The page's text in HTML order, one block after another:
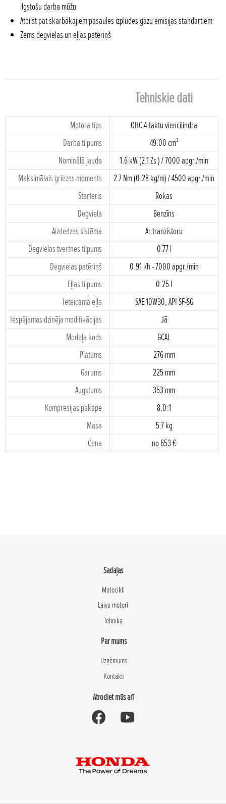
ilgstošu darba mūžu
Atbilst pat skarbākajiem pasaules izplūdes gāzu emisijas standartiem
Zems degvielas un eļļas patēriņš
Tehniskie dati
Motora tips
OHC 4-taktu viencilindra
Darba tilpums
49.00 cm³
Nominālā jauda
1.6 kW (2.1 Zs ) / 7000 apgr./min
Maksimālais griezes moments
2.7 Nm (0.28 kg/m) / 4500 apgr./min
Starteris
Rokas
Degviela
Benzīns
Aizdedzes sistēma
Ar tranzistoru
Degvielas tvertnes tilpums
0.77 l
Degvielas patēriņš
0.91 l/h - 7000 apgr./min
Eļļas tilpums
0.25 l
Ieteicamā eļļa
SAE 10W30, API SF-SG
Iespējamas dzinēja modifikācijas
Jā
Modeļa kods
GCAL
Platums
276 mm
Garums
225 mm
Augstums
353 mm
Kompresijas pakāpe
8.0:1
Masa
5.7 kg
Cena
no 653 €
Sadaļas
Motocikli
Laivu motori
Tehnika
Par mums
Uzņēmums
Kontakti
Atrodiet mūs arī